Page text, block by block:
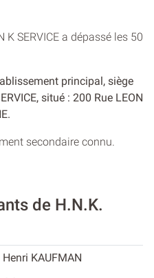
SERVICE a dépassé les 50
principal, siège
situé : 200 Rue LEON
secondaire connu.
de H.N.K.
Henri KAUFMAN